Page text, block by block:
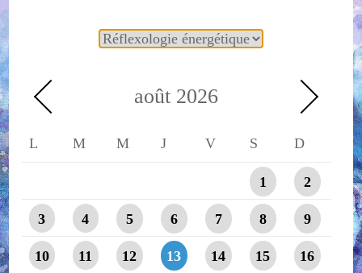
août 2026
L M M J V S D
1 2
3 4 5 6 7 8 9
10 11 12 13 14 15 16